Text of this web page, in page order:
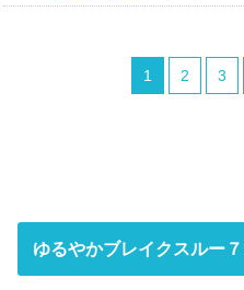
1 2 3
ゆるやかブレイクスルー